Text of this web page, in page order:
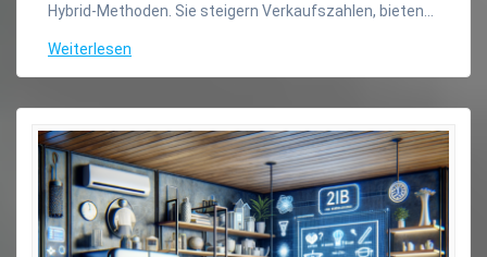
Hybrid-Methoden. Sie steigern Verkaufszahlen, bieten…
Weiterlesen